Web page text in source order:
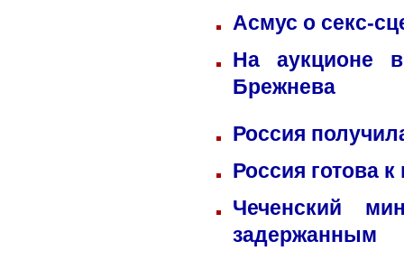
Асмус о секс-
На аукционе
Брежнева
Россия
Россия готова
Чеченский
задержанным